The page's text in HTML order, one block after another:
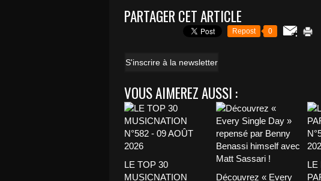
PARTAGER CET ARTICLE
Repost 0
S'inscrire à la newsletter
VOUS AIMEREZ AUSSI :
LE TOP 30
MUSICNATION
Découvrez « Every
LE